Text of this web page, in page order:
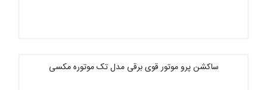
ساکشن پرو موتور قوی برقی مدل تک موتوره مکسی